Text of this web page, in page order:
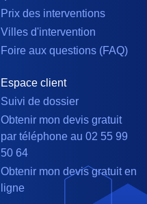
Prix des interventions
Villes d'intervention
Foire aux questions (FAQ)
Espace client
Suivi de dossier
Obtenir mon devis gratuit
par téléphone au 02 55 99
50 64
Obtenir mon devis gratuit en
ligne